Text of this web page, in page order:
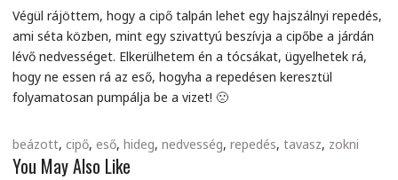
Végül rájöttem, hogy a cipő talpán lehet egy hajszálnyi repedés,
ami séta közben, mint egy szivattyú beszívja a cipőbe a járdán
lévő nedvességet. Elkerülhetem én a tócsákat, ügyelhetek rá,
hogy ne essen rá az eső, hogyha a repedésen keresztül
folyamatosan pumpálja be a vizet! 🙁
beázott, cipő, eső, hideg, nedvesség, repedés, tavasz, zokni
You May Also Like